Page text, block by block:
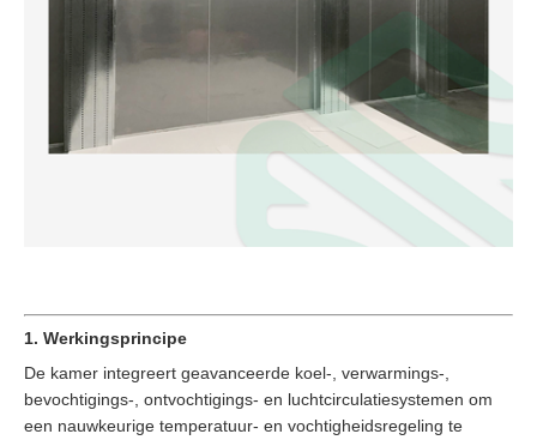
1. Werkingsprincipe
De kamer integreert geavanceerde koel-, verwarmings-,
bevochtigings-, ontvochtigings- en luchtcirculatiesystemen om
een ​​nauwkeurige temperatuur- en vochtigheidsregeling te